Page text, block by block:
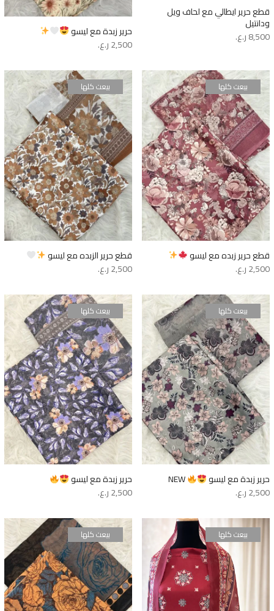
قطع حرير ايطالي مع لحاف ويل
ودانتيل
8,500ر.ع.
حرير زبدة مع ليسو
2,500ر.ع.
بيعت كلها
قطع حرير زبده مع ليسو
2,500ر.ع.
بيعت كلها
قطع حرير الزبده مع ليسو
2,500ر.ع.
بيعت كلها
حرير زبدة مع ليسو
NEW
2,500ر.ع.
بيعت كلها
حرير زبدة مع ليسو
2,500ر.ع.
بيعت كلها بيعت كلها